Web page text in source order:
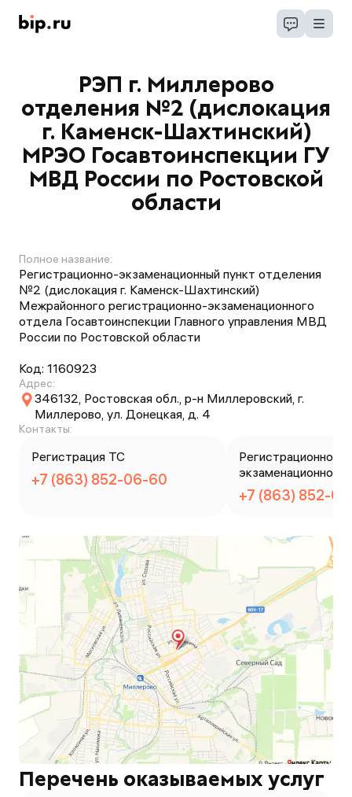
РЭП г. Миллерово
отделения №2 (дислокация
г. Каменск-Шахтинский)
МРЭО Госавтоинспекции ГУ
МВД России по Ростовской
области
Полное название:
Регистрационно-экзаменационный пункт отделения
№2 (дислокация г. Каменск-Шахтинский)
Межрайонного регистрационно-экзаменационного
отдела Госавтоинспекции Главного управления МВД
России по Ростовской области
Код: 1160923
Адрес:
346132, Ростовская обл., р-н Миллеровский, г.
Миллерово, ул. Донецкая, д. 4
Контакты:
Регистрация ТС
+7 (863) 852-06-60
Регистрационно-
экзаменационное
ие
+7 (863) 852-
Перечень оказываемых услуг